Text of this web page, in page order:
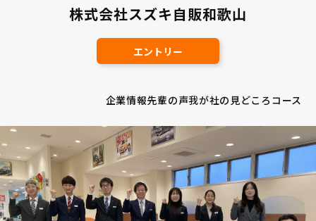
株式会社スズキ自販和歌山
エントリー
企業情報先輩の声我が社の見どころ コース